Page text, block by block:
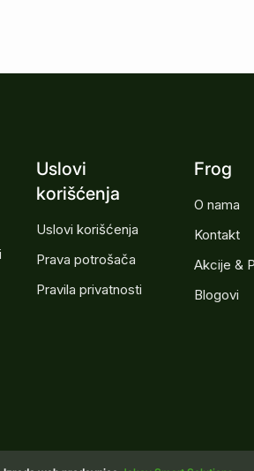
Uslovi
korišćenja
Uslovi korišćenja
Prava potrošača
Pravila privatnosti
Frog
O nama
Kontakt
Akcije &
Blogovi